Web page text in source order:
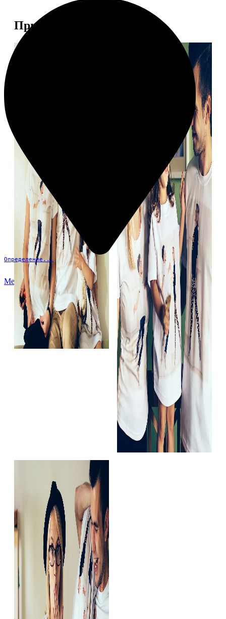
Определение...
Меню
Примеры работ